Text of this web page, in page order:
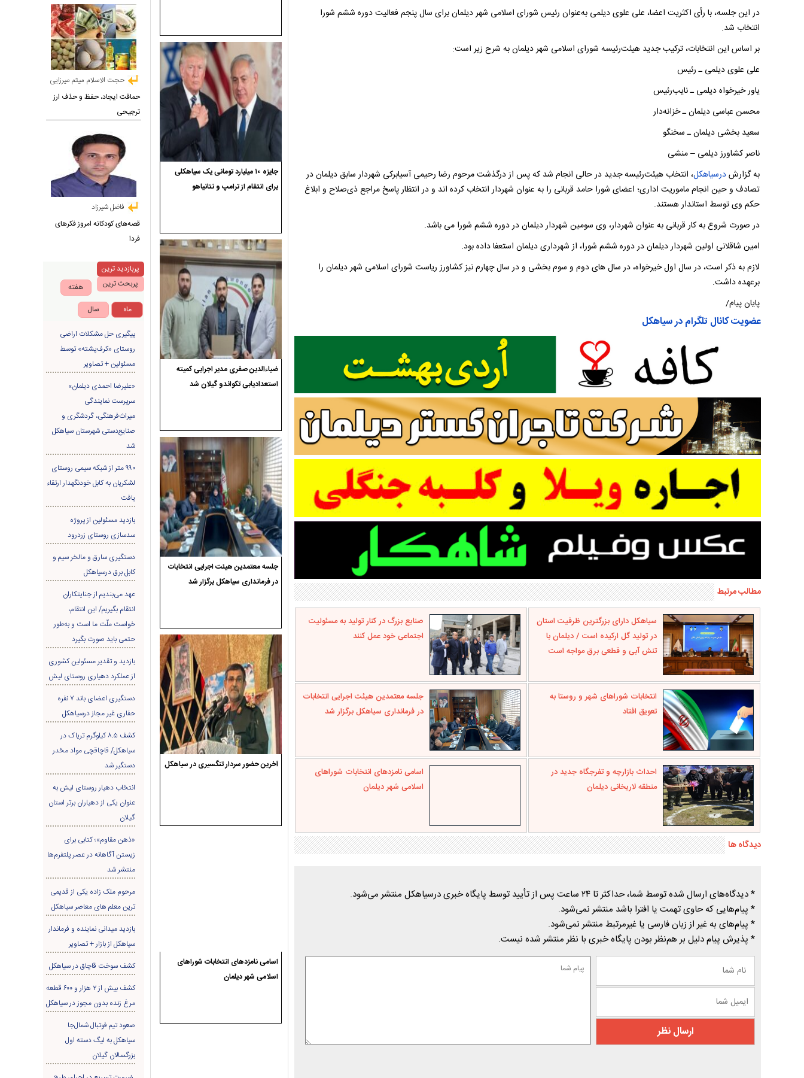
در این جلسه، با رأی اکثریت اعضا، علی علوی دیلمی به‌عنوان رئیس شورای اسلامی شهر دیلمان برای سال پنجم فعالیت دوره ششم شورا
انتخاب شد.
بر اساس این انتخابات، ترکیب جدید هیئت‌رئیسه شورای اسلامی شهر دیلمان به شرح زیر است:
علی علوی دیلمی ـ رئیس
یاور خیرخواه دیلمی ـ نایب‌رئیس
محسن عباسی دیلمان ـ خزانه‌دار
سعید بخشی دیلمان ـ سخنگو
ناصر کشاورز دیلمی – منشی
به گزارشدرسیاهکل، انتخاب هیئت‌رئیسه جدید در حالی انجام شد که پس از درگذشت مرحوم رضا رحیمی آسیابرکی شهردار سابق دیلمان در
تصادف و حین انجام ماموریت اداری؛ اعضای شورا حامد قربانی را به عنوان شهردار انتخاب کرده اند و در انتظار پاسخ مراجع ذی‌صلاح و ابلاغ
حکم وی توسط استاندار هستند.
در صورت شروع به کار قربانی به عنوان شهردار، وی سومین شهردار دیلمان در دوره ششم شورا می باشد.
امین شاقلانی اولین شهردار دیلمان در دوره ششم شورا، از شهرداری دیلمان استعفا داده بود.
لازم به ذکر است، در سال اول خیرخواه، در سال های دوم و سوم بخشی و در سال چهارم نیز کشاورز ریاست شورای اسلامی شهر دیلمان را
برعهده داشت.
پایان پیام/
عضویت کانال تلگرام در سیاهکل
مطالب مرتبط
سیاهکل دارای بزرگترین ظرفیت استان
در تولید گل ارکیده است / دیلمان با
تنش آبی و قطعی برق مواجه است
صنایع بزرگ در کنار تولید به مسئولیت
اجتماعی خود عمل کنند
انتخابات شوراهای شهر و روستا به
تعویق افتاد
جلسه معتمدین هیئت اجرایی انتخابات
در فرمانداری سیاهکل برگزار شد
احداث بازارچه و تفرجگاه جدید در
منطقه لاریخانی دیلمان
اسامی نامزدهای انتخابات شوراهای
اسلامی شهر دیلمان
دیدگاه ها
* دیدگاه‌های ارسال شده توسط شما، حداکثر تا ۲۴ ساعت پس از تأیید توسط پایگاه خبری درسیاهکل منتشر می‌شود.
* پیام‌هایی که حاوی تهمت یا افترا باشد منتشر نمی‌شود.
* پیام‌های به غیر از زبان فارسی یا غیرمرتبط منتشر نمی‌شود.
* پذیرش پیام دلیل بر هم‌نظر بودن پایگاه خبری با نظر منتشر شده نیست.
جایزه ۱۰ میلیارد تومانی یک سیاهکلی
برای انتقام از ترامپ و نتانیاهو
ضیاءالدین صفری مدیر اجرایی کمیته
استعدادیابی تکواندو گیلان شد
جلسه معتمدین هیئت اجرایی انتخابات
در فرمانداری سیاهکل برگزار شد
آخرین حضور سردار تنگسیری در سیاهکل
اسامی نامزدهای انتخابات شوراهای
اسلامی شهر دیلمان
حجت الاسلام میثم میرزایی
حماقت ایجاد، حفظ و حذف ارز
ترجیحی
فاضل شیرزاد
قصه‌های کودکانه امروز فکرهای
فردا
پربازدید ترین
پربحث ترین
هفته
ماه
سال
پیگیری حل مشکلات اراضی
روستای «کرف‌پشته» توسط
مسئولین + تصاویر
«علیرضا احمدی دیلمان»
سرپرست نمایندگی
میراث‌فرهنگی، گردشگری و
صنایع‌دستی شهرستان سیاهکل
شد
۹۹۰ متر از شبکه سیمی روستای
لشکریان به کابل خودنگهدار ارتقاء
یافت
بازدید مسئولین از پروژه
سدسازی روستای زردرود
دستگیری سارق و مالخر سیم و
کابل برق درسیاهکل
عهد می‌بندیم از جنایتکاران
انتقام بگیریم/ این انتقام،
خواست ملّت ما است و به‌طور
حتمی باید صورت بگیرد
بازدید و تقدیر مسئولین کشوری
از عملکرد دهیاری روستای لیش
دستگیری اعضای باند ۷ نفره
حفاری غير مجاز درسیاهکل
کشف ۸.۵ کیلوگرم تریاک در
سیاهکل/ قاچاقچی مواد مخدر
دستگیر شد
انتخاب دهیار روستای لیش به
عنوان یکی از دهیاران برتر استان
گیلان
«ذهن مقاوم»؛ کتابی برای
زیستن آگاهانه در عصر پلتفرم‌ها
منتشر شد
مرحوم ملک زاده یکی از قدیمی
ترین معلم های معاصر سیاهکل
بازدید میدانی نماینده و فرماندار
سیاهکل از بازار + تصاویر
کشف سوخت قاچاق در سياهکل
کشف بیش از ۲ هزار و ۶۰۰ قطعه
مرغ زنده بدون مجوز در سیاهکل
صعود تیم فوتبال شمال‌جا‌
سیاهکل به لیگ دسته اول
بزرگسالان گیلان